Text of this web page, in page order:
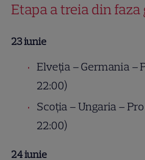
Etapa a treia din
23 iunie
Elveția – Germania –
22:00)
Scoția – Ungaria –
22:00)
24 iunie